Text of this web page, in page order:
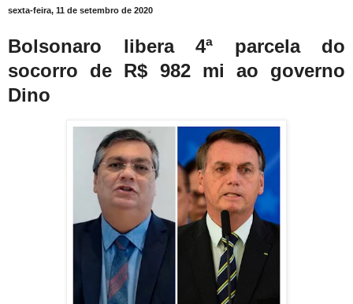
sexta-feira, 11 de setembro de 2020
Bolsonaro libera 4ª parcela do
socorro de R$ 982 mi ao governo
Dino